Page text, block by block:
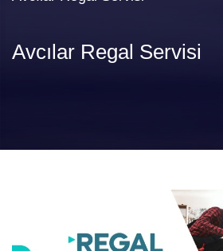
Avcılar Regal Servisi